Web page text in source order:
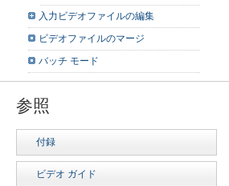
入力ビデオファイルの編集
ビデオファイルのマージ
バッチ モード
参照
付録
ビデオ ガイド